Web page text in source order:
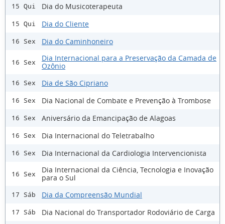
15 Qui Dia do Musicoterapeuta
15 Qui Dia do Cliente
16 Sex Dia do Caminhoneiro
16 Sex
Dia Internacional para a Preservação da Camada de
Ozônio
16 Sex Dia de São Cipriano
16 Sex Dia Nacional de Combate e Prevenção à Trombose
16 Sex Aniversário da Emancipação de Alagoas
16 Sex Dia Internacional do Teletrabalho
16 Sex Dia Internacional da Cardiologia Intervencionista
16 Sex
Dia Internacional da Ciência, Tecnologia e Inovação
para o Sul
17 Sáb Dia da Compreensão Mundial
17 Sáb Dia Nacional do Transportador Rodoviário de Carga